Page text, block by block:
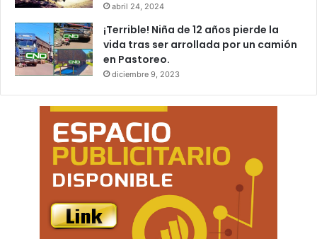
abril 24, 2024
¡Terrible! Niña de 12 años pierde la
vida tras ser arrollada por un camión
en Pastoreo.
diciembre 9, 2023